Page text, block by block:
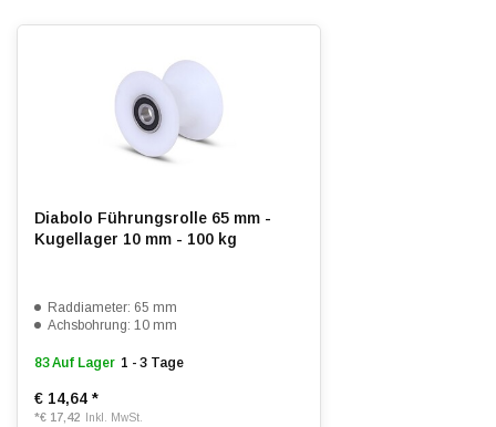
Diabolo Führungsrolle 65 mm -
Kugellager 10 mm - 100 kg
Raddiameter: 65 mm
Achsbohrung: 10 mm
83 Auf Lager 1 - 3 Tage
€ 14,64 *
*€ 17,42 Inkl. MwSt.